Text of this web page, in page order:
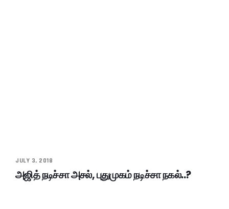
JULY 3, 2018
அஜித் நடிச்சா அசல், புதுமுகம் நடிச்சா நகல்..?